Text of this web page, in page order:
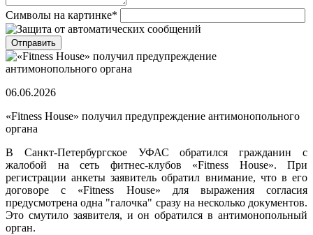
Символы на картинке*
06.06.2026
«Fitness House» получил предупреждение антимонопольного
органа
В Санкт-Петербургское УФАС обратился гражданин с
жалобой на сеть фитнес-клубов «Fitness House». При
регистрации анкеты заявитель обратил внимание, что в его
договоре с «Fitness House» для выражения согласия
предусмотрена одна "галочка" сразу на несколько документов.
Это смутило заявителя, и он обратился в антимонопольный
орган.